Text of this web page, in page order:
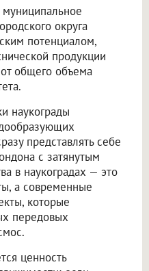
округа
потенциалом,
продукции
общего объема
наукограды
представлять себе
с затянутым
в наукоградах — это
а современные
которые
передовых
ценность